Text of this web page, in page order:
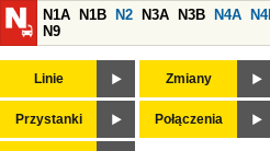
N1A
N1B N2 N3A N3B N4A
N9
Linie Zmiany
Przystanki Połączenia